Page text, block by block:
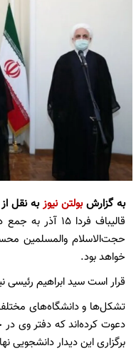
به گزارشبولتن نیوز به نقل از
قالیباف فردا
حجت‌الاسلام والمسلمین
خواهد بود.
قرار است سید ابراهیم رئیسی
تشکل‌ها و دانشگاه‌های
دعوت کرده‌اند که دفتر وی
برگزاری این دیدار دانشجویی